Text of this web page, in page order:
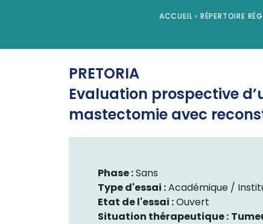
ACCUEIL › RÉPERTOIRE
PRETORIA
Evaluation prospective
mastectomie avec
Phase :Sans
Type d'essai :Académique /
Etat de l'essai :Ouvert
Situation thérapeutique :